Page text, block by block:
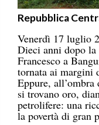
Repubblica
Venerdì 17 luglio
Dieci anni dopo la
Francesco a
tornata ai margini
Eppure, all’ombra
si trovano oro,
petrolifere: una
la povertà di gran